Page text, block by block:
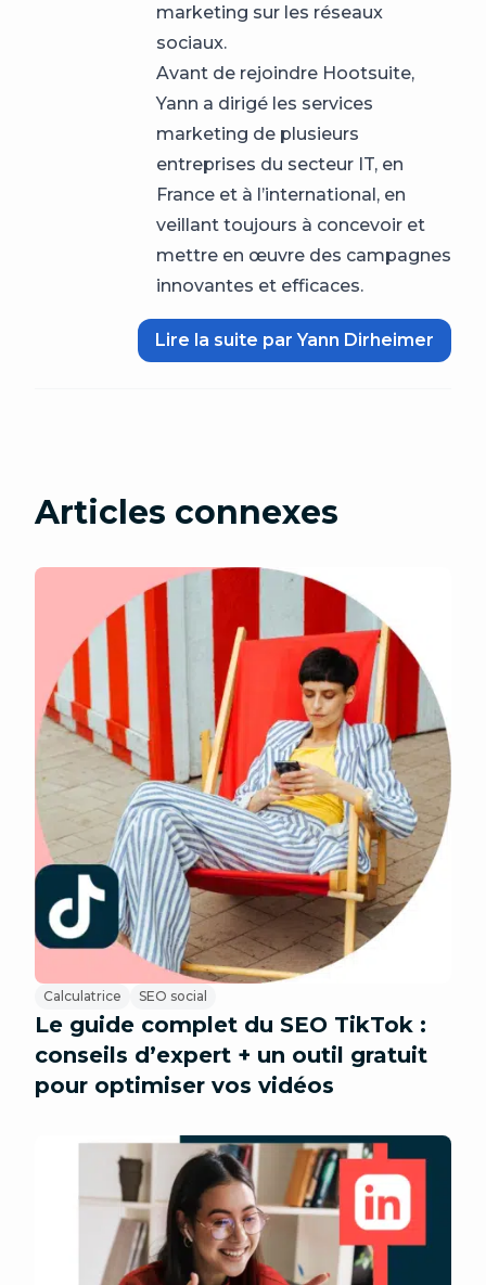
marketing sur les réseaux
sociaux.
Avant de rejoindre Hootsuite,
Yann a dirigé les services
marketing de plusieurs
entreprises du secteur IT, en
France et à l’international, en
veillant toujours à concevoir et
mettre en œuvre des campagnes
innovantes et efficaces.
Lire la suite par Yann Dirheimer
Articles connexes
Calculatrice SEO social
Le guide complet du SEO TikTok :
conseils d’expert + un outil gratuit
pour optimiser vos vidéos